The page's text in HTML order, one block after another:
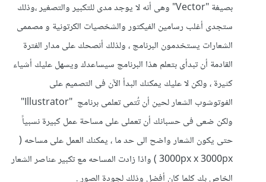
بصيغة "Vector" وهى أنه لا يوجد مدى للتكبير والتصغير ،وذلك
ستجدى أغلب رسامين الفيكتور والشخصيات الكرتونية و مصممى
الشعارات يستخدمون البرنامج ، ولذلك أنصحك على مدار الفترة
القادمة أن تبدأى بتعلم هذا البرنامج سيساعدك ويسهل عليك أشياء
كثيرة ، ولكن لا عليك يمكنك البدأ الآن فى التصميم على
الفوتوشوب الشعار لحين أن تُتمى تعلمى برنامج "Illustrator"
ولكن ضعى فى حسبانك أن تعملى على مساحة عمل كبيرة نسبياً
حتى يكون الشعار واضح الى حد ما ، يمكنك العمل على مساحه (
3000px x 3000px ) واذا زادت المساحه مع تكبير عناصر الشعار